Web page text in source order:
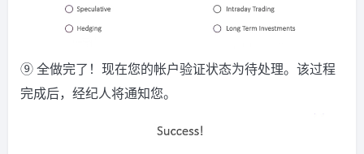
⑨ 全做完了！现在您的帐户验证状态为待处理。该过程
完成后，经纪人将通知您。